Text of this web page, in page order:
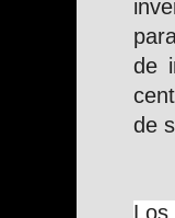
de
de
Los